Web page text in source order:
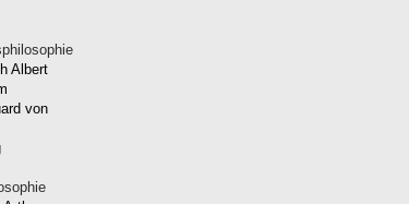
Albert
von